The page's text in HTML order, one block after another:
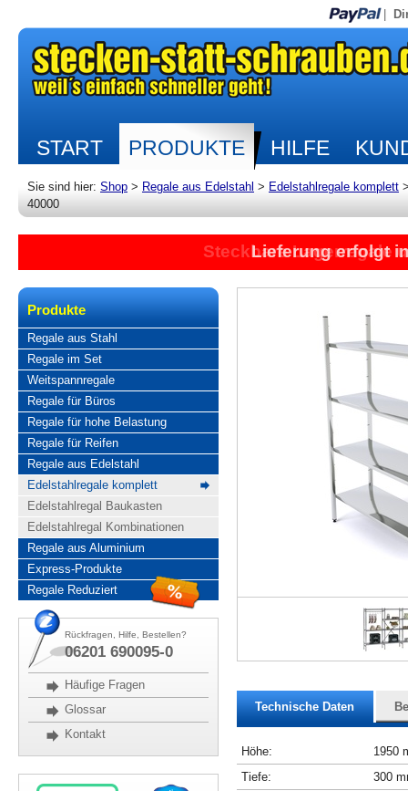
START PRODUKTE HILFE
Sie sind hier: Shop > Regale aus Edelstahl > Edelstahlregale komplett
40000
Steckbare Lagerregale
Lieferung erfolgt
Produkte
Regale aus Stahl
Regale im Set
Weitspannregale
Regale für Büros
Regale für hohe Belastung
Regale für Reifen
Regale aus Edelstahl
Edelstahlregale komplett
Edelstahlregal Baukasten
Edelstahlregal Kombinationen
Regale aus Aluminium
Express-Produkte
Regale Reduziert
Rückfragen, Hilfe, Bestellen?
06201 690095-0
Häufige Fragen
Glossar
Kontakt
Technische Daten
Höhe:
1950
Tiefe:
300